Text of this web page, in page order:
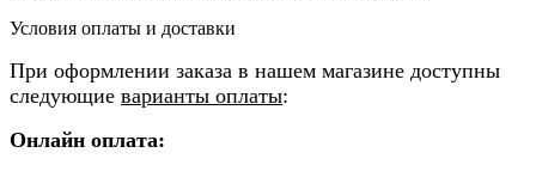
Условия оплаты и доставки
При оформлении заказа в нашем магазине доступны
следующие варианты оплаты:
Онлайн оплата: